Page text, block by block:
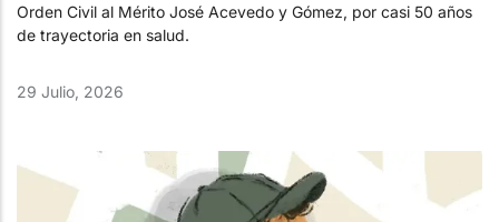
Orden Civil al Mérito José Acevedo y Gómez, por casi 50 años
de trayectoria en salud.
29 Julio, 2026